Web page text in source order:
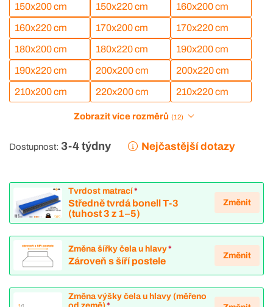
150x200 cm 150x220 cm 160x200 cm
160x220 cm 170x200 cm 170x220 cm
180x200 cm 180x220 cm 190x200 cm
190x220 cm 200x200 cm 200x220 cm
210x200 cm 220x200 cm 210x220 cm
Zobrazit více rozměrů (12)
Dostupnost: 3-4 týdny Nejčastější dotazy
Tvrdost matrací*
Středně tvrdá bonell T-3
(tuhost 3 z 1–5)
Změnit
Změna šířky čela u hlavy*
Zároveň s šíří postele
Změnit
Změna výšky čela u hlavy (měřeno